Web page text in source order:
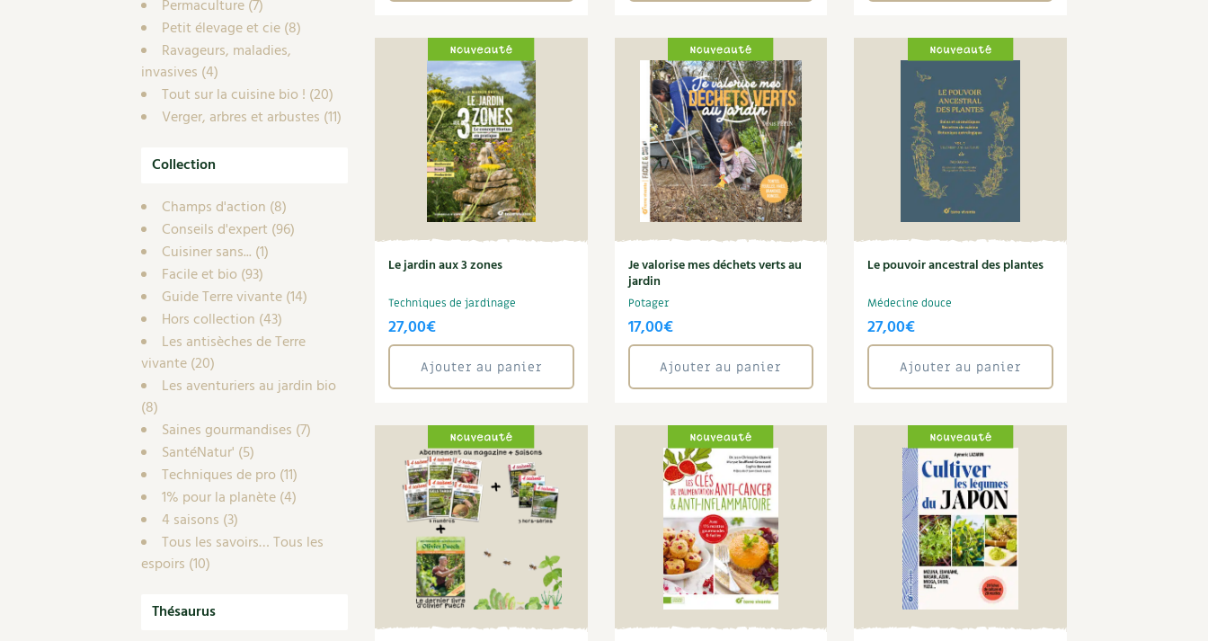
Permaculture(7)
Petit élevage et cie(8)
Ravageurs, maladies,
invasives (4)
Tout sur la cuisine bio ! (20)
Verger, arbres et arbustes (11)
Collection
Champs d'action (8)
Conseils d'expert (96)
Cuisiner sans... (1)
Facile et bio (93)
Guide Terre vivante(14)
Hors collection (43)
Les antisèches de Terre
vivante(20)
Les aventuriers au jardin bio
(8)
Saines gourmandises (7)
SantéNatur' (5)
Techniques de pro (11)
1% pour la planète(4)
4 saisons (3)
Tous les savoirs… Tous les
espoirs (10)
Thésaurus
80,00€.69,50€.
Le jardin aux 3 zones
Techniques de jardinage
27,00€
Ajouter au panier
Je valorise mes déchets verts au
jardin
Potager
17,00€
Ajouter au panier
Le pouvoir ancestral des plantes
Médecine douce
27,00€
Ajouter au panier